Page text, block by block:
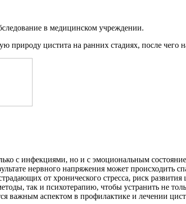
в медицинском учреждении.
цистита на ранних стадиях, после чего
с инфекциями, но и с эмоциональным
нервного напряжения может происходить
от хронического стресса, риск развития
так и психотерапию, чтобы устранить не
важным аспектом в профилактике и лечении